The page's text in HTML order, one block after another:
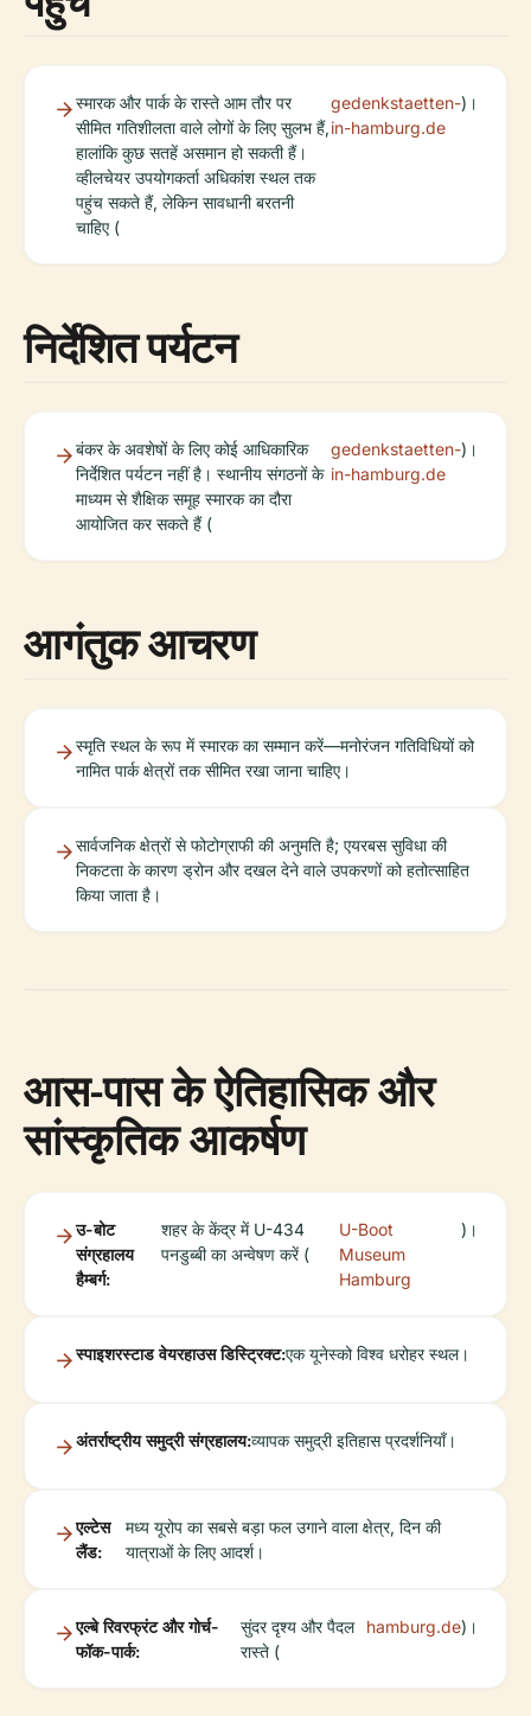
स्मारक और पार्क के रास्ते आम तौर पर
सीमित गतिशीलता वाले लोगों के लिए सुलभ हैं,
हालांकि कुछ सतहें असमान हो सकती हैं।
व्हीलचेयर उपयोगकर्ता अधिकांश स्थल तक
पहुंच सकते हैं, लेकिन सावधानी बरतनी
चाहिए (
gedenkstaetten-
in-hamburg.de
)।
निर्देशित पर्यटन
बंकर के अवशेषों के लिए कोई आधिकारिक
निर्देशित पर्यटन नहीं है। स्थानीय संगठनों के
माध्यम से शैक्षिक समूह स्मारक का दौरा
आयोजित कर सकते हैं (
gedenkstaetten-
in-hamburg.de
)।
आगंतुक आचरण
स्मृति स्थल के रूप में स्मारक का सम्मान करें—मनोरंजन गतिविधियों को
नामित पार्क क्षेत्रों तक सीमित रखा जाना चाहिए।
सार्वजनिक क्षेत्रों से फोटोग्राफी की अनुमति है; एयरबस सुविधा की
निकटता के कारण ड्रोन और दखल देने वाले उपकरणों को हतोत्साहित
किया जाता है।
आस-पास के ऐतिहासिक और
सांस्कृतिक आकर्षण
उ-बोट
संग्रहालय
हैम्बर्ग:
शहर के केंद्र में U-434
पनडुब्बी का अन्वेषण करें (
U-Boot
Museum
Hamburg
)।
स्पाइशरस्टाड वेयरहाउस डिस्ट्रिक्ट:एक यूनेस्को विश्व धरोहर स्थल।
अंतर्राष्ट्रीय समुद्री संग्रहालय:व्यापक समुद्री इतिहास प्रदर्शनियाँ।
एल्टेस
लैंड:
मध्य यूरोप का सबसे बड़ा फल उगाने वाला क्षेत्र, दिन की
यात्राओं के लिए आदर्श।
एल्बे रिवरफ्रंट और गोर्च-
फॉक-पार्क:
सुंदर दृश्य और पैदल
रास्ते (
hamburg.de)।